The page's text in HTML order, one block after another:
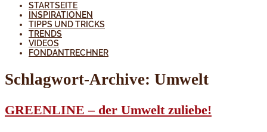
STARTSEITE
INSPIRATIONEN
TIPPS UND TRICKS
TRENDS
VIDEOS
FONDANTRECHNER
Schlagwort-Archive: Umwelt
GREENLINE – der Umwelt zuliebe!